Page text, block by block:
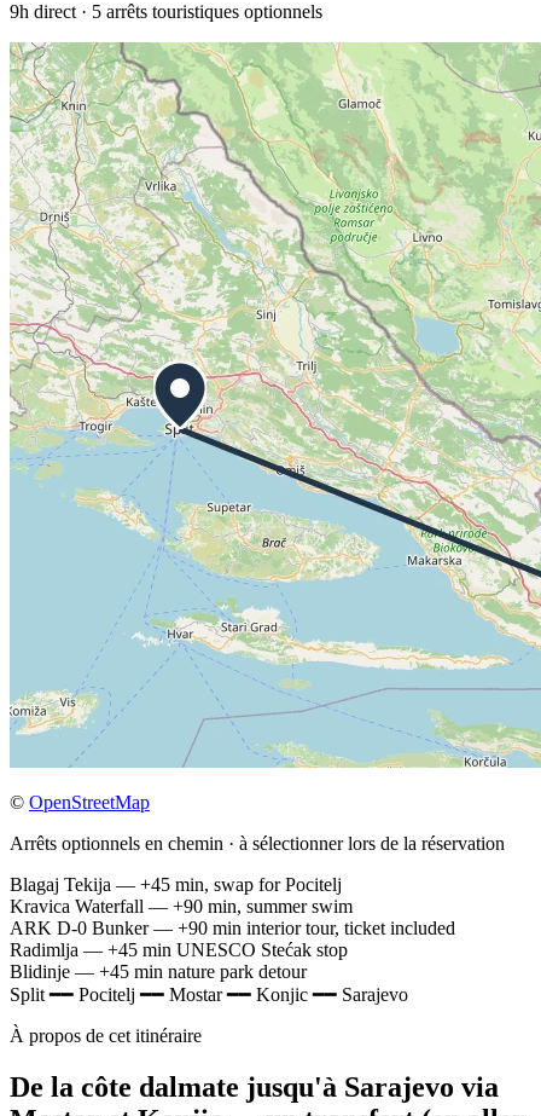
9h direct · 5 arrêts touristiques optionnels
© OpenStreetMap
Arrêts optionnels en chemin · à sélectionner lors de la réservation
Blagaj Tekija — +45 min, swap for Pocitelj
Kravica Waterfall — +90 min, summer swim
ARK D-0 Bunker— +90 min interior tour, ticket included
Radimlja — +45 min UNESCO Stećak stop
Blidinje — +45 min nature park detour
Split━━ Pocitelj━━ Mostar━━ Konjic━━ Sarajevo
À propos de cet itinéraire
De la côte dalmate jusqu'à Sarajevo via